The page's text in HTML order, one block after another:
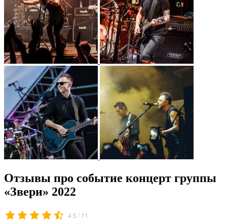
Отзывы про событие концерт группы
«Звери» 2022
4.5 / 11